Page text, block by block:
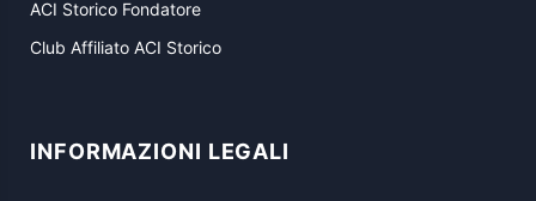
ACI Storico Fondatore
Club Affiliato ACI Storico
INFORMAZIONI LEGALI